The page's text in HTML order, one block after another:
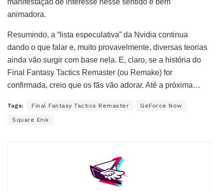
manifestação de interesse nesse sentido é bem
animadora.
Resumindo, a “lista especulativa” da Nvidia continua
dando o que falar e, muito provavelmente, diversas teorias
ainda vão surgir com base nela. E, claro, se a história do
Final Fantasy Tactics Remaster (ou Remake) for
confirmada, creio que os fãs vão adorar. Até a próxima…
Tags: Final Fantasy Tactics Remaster GeForce Now
Square Enix